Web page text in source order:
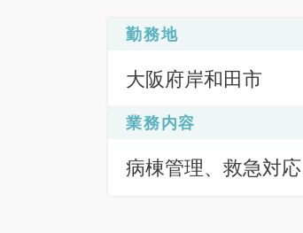
勤務地
大阪府岸和田市
業務内容
病棟管理、救急対